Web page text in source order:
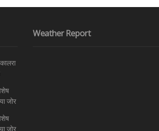
जोर
जोर
Weather Report